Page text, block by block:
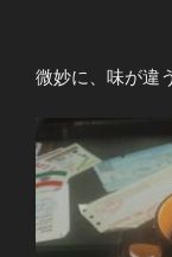
微妙に、味が違